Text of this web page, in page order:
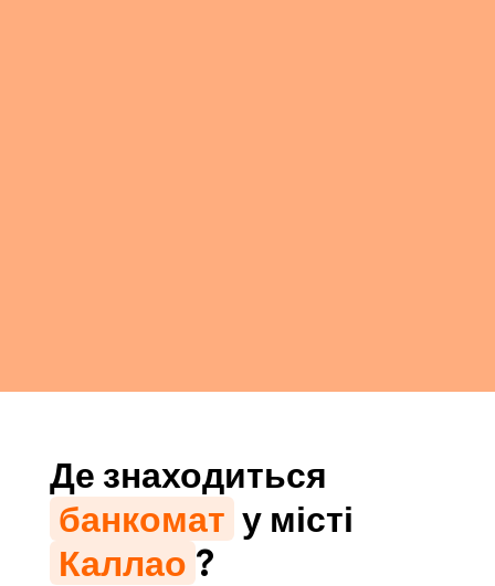
Де знаходиться
банкомат у місті
Каллао ?